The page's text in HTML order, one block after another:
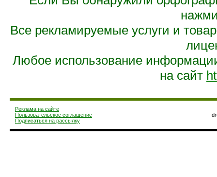
Все рекламируемые услуги и
Любое использование
на сайт
Реклама на сайте
Пользовательское соглашение
Подписаться на рассылку